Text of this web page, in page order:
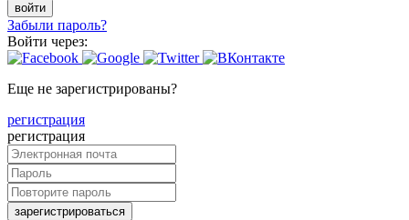
войти
Забыли пароль?
Войти через:
Еще не зарегистрированы?
регистрация
регистрация
зарегистрироваться